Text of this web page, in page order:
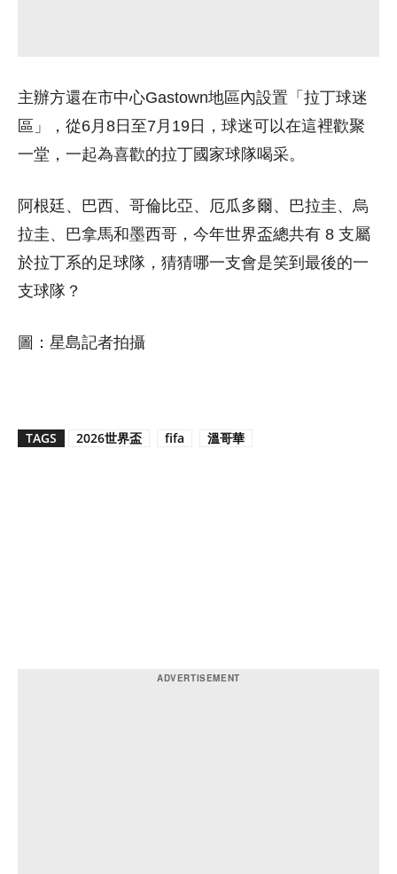
主辦方還在市中心Gastown地區內設置「拉丁球迷
區」，從6月8日至7月19日，球迷可以在這裡歡聚
一堂，一起為喜歡的拉丁國家球隊喝采。
阿根廷、巴西、哥倫比亞、厄瓜多爾、巴拉圭、烏
拉圭、巴拿馬和墨西哥，今年世界盃總共有 8 支屬
於拉丁系的足球隊，猜猜哪一支會是笑到最後的一
支球隊？
圖：星島記者拍攝
TAGS 2026世界盃 fifa 溫哥華